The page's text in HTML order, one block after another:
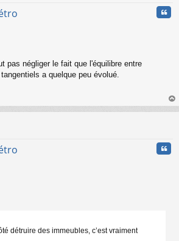
pas négliger le fait que l'équilibre entre
a quelque peu évolué.
au
détruire des immeubles, c’est vraiment